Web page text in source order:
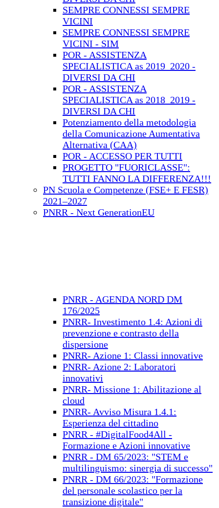
SEMPRE CONNESSI SEMPRE
VICINI
SEMPRE CONNESSI SEMPRE
VICINI - SIM
POR - ASSISTENZA
SPECIALISTICA as 2019_2020 -
DIVERSI DA CHI
POR - ASSISTENZA
SPECIALISTICA as 2018_2019 -
DIVERSI DA CHI
Potenziamento della metodologia
della Comunicazione Aumentativa
Alternativa (CAA)
POR - ACCESSO PER TUTTI
PROGETTO "FUORICLASSE":
TUTTI FANNO LA DIFFERENZA!!!
PN Scuola e Competenze (FSE+ E FESR)
2021–2027
PNRR - Next GenerationEU
PNRR - AGENDA NORD DM
176/2025
PNRR- Investimento 1.4: Azioni di
prevenzione e contrasto della
dispersione
PNRR- Azione 1: Classi innovative
PNRR- Azione 2: Laboratori
innovativi
PNRR- Missione 1: Abilitazione al
cloud
PNRR- Avviso Misura 1.4.1:
Esperienza del cittadino
PNRR - #DigitalFood4All -
Formazione e Azioni innovative
PNRR - DM 65/2023: "STEM e
multilinguismo: sinergia di successo"
PNRR - DM 66/2023: "Formazione
del personale scolastico per la
transizione digitale"